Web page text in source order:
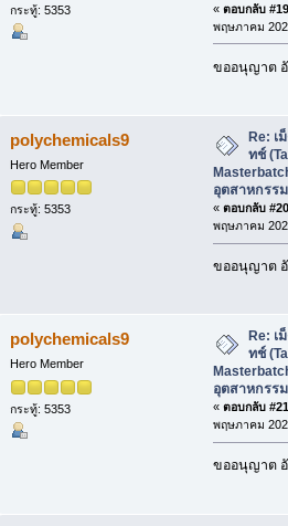
กระทู้: 5353 « ตอบกลับ
พฤษภาคม
ขออนุญาต
polychemicals9
Hero Member
กระทู้: 5353
Re: เ
ทช์
อุตสาหกรร
« ตอบกลับ
พฤษภาคม
ขออนุญาต
polychemicals9
Hero Member
กระทู้: 5353
Re: เ
ทช์
อุตสาหกรร
« ตอบกลับ
พฤษภาคม
ขออนุญาต